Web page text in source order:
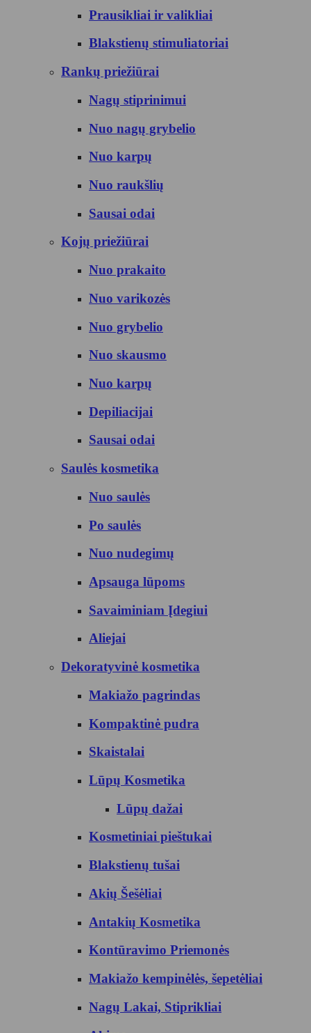
Prausikliai ir valikliai
Blakstienų stimuliatoriai
Rankų priežiūrai
Nagų stiprinimui
Nuo nagų grybelio
Nuo karpų
Nuo raukšlių
Sausai odai
Kojų priežiūrai
Nuo prakaito
Nuo varikozės
Nuo grybelio
Nuo skausmo
Nuo karpų
Depiliacijai
Sausai odai
Saulės kosmetika
Nuo saulės
Po saulės
Nuo nudegimų
Apsauga lūpoms
Savaiminiam Įdegiui
Aliejai
Dekoratyvinė kosmetika
Makiažo pagrindas
Kompaktinė pudra
Skaistalai
Lūpų Kosmetika
Lūpų dažai
Kosmetiniai pieštukai
Blakstienų tušai
Akių Šešėliai
Antakių Kosmetika
Kontūravimo Priemonės
Makiažo kempinėlės, šepetėliai
Nagų Lakai, Stiprikliai